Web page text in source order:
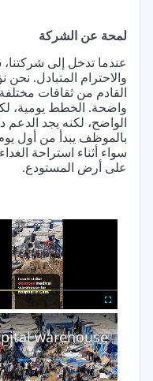
لمحة عن الشركة
عندما تدخل إلى
والاحترام المتبادل. نحن
القادم من ثقافات
واضحة. الخطط يومية،
الواضح، لكنه يجد الدعم
بالموظف يبدأ من أول
سواء أثناء استراحة
على أرض المستودع.
Fullscreen
×